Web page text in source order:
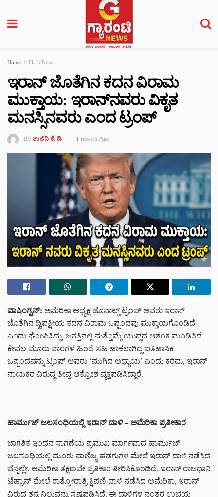
Home Flash News
ಇರಾನ್ ಜೊತೆಗಿನ ಕದನ ವಿರಾಮ
ಮುಕ್ತಾಯ: ಇರಾನ್‌‌ನವರು ವಿಕೃತ
ಮನಸ್ಸಿನವರು ಎಂದ ಟ್ರಂಪ್‌
By ಶಾಲಿನಿ ಕೆ. ಡಿ 1 month Ago
ವಾಷಿಂಗ್ಟನ್: ಅಮೆರಿಕಾ ಅಧ್ಯಕ್ಷ ಡೊನಾಲ್ಡ್ ಟ್ರಂಪ್ ಅವರು ಇರಾನ್
ಜೊತೆಗಿನ ದ್ವಿಪಕ್ಷೀಯ ಕದನ ವಿರಾಮ ಒಪ್ಪಂದವು ಮುಕ್ತಾಯಗೊಂಡಿದೆ
ಎಂದು ಘೋಷಿಸಿದ್ದು, ಜಗತ್ತಿನಲ್ಲಿ ಮತ್ತೊಮ್ಮೆ ಯುದ್ಧದ ಆತಂಕ ಮೂಡಿಸಿದೆ.
ಕೇವಲ ಮೂರು ವಾರಗಳ ಹಿಂದೆ ಸಹಿ ಹಾಕಲಾಗಿದ್ದ ಐತಿಹಾಸಿಕ
ಒಪ್ಪಂದವನ್ನು ಟ್ರಂಪ್ ಅವರು ‘ಮುಗಿದ ಅಧ್ಯಾಯ’ ಎಂದು ಕರೆದು, ಇರಾನ್
ನಾಯಕರ ವಿರುದ್ಧ ತೀವ್ರ ಆಕ್ರೋಶ ವ್ಯಕ್ತಪಡಿಸಿದ್ದಾರೆ.
ಹಾರ್ಮುಜ್ ಜಲಸಂಧಿಯಲ್ಲಿ ಇರಾನ್ ದಾಳಿ – ಅಮೆರಿಕಾ ಪ್ರತೀಕಾರ
ಜಾಗತಿಕ ಇಂಧನ ಸಾಗಣೆಯ ಪ್ರಮುಖ ಮಾರ್ಗವಾದ ಹಾರ್ಮುಜ್
ಜಲಸಂಧಿಯಲ್ಲಿ ಮೂರು ವಾಣಿಜ್ಯ ಹಡಗುಗಳ ಮೇಲೆ ಇರಾನ್ ದಾಳಿ ನಡೆಸಿದ
ಬೆನ್ನಲ್ಲೇ, ಅಮೆರಿಕಾ ತಕ್ಷಣವೇ ಪ್ರತಿಕಾರ ತೀರಿಸಿಕೊಂಡಿದೆ. ಇರಾನ್ ರಾಜಧಾನಿ
ಟೆಹ್ರಾನ್ ಮೇಲೆ ರಾತ್ರೋರಾತ್ರಿ ಕ್ಷಿಪಣಿ ದಾಳಿ ನಡೆಸಿದ ಅಮೆರಿಕಾ, ಇರಾನ್
ವಿರುದ್ಧ ತನ್ನ ನಿಲುವನ್ನು ಸ್ಪಷ್ಟಪಡಿಸಿದೆ. ಈ ದಾಳಿಗಳ ನಂತರ ಉಭಯ